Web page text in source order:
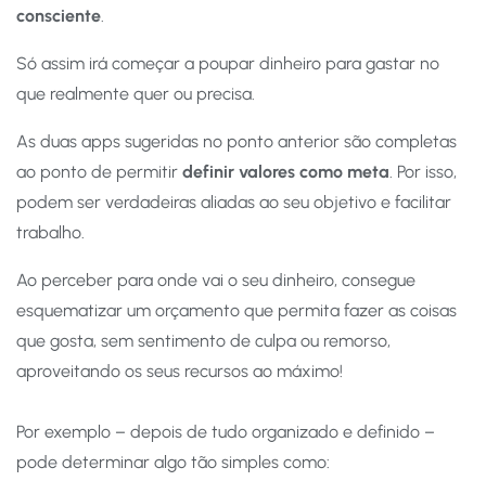
consciente.
Só assim irá começar a poupar dinheiro para gastar no
que realmente quer ou precisa.
As duas apps sugeridas no ponto anterior são completas
ao ponto de permitir definir valores como meta. Por isso,
podem ser verdadeiras aliadas ao seu objetivo e facilitar
trabalho.
Ao perceber para onde vai o seu dinheiro, consegue
esquematizar um orçamento que permita fazer as coisas
que gosta, sem sentimento de culpa ou remorso,
aproveitando os seus recursos ao máximo!
Por exemplo – depois de tudo organizado e definido –
pode determinar algo tão simples como: